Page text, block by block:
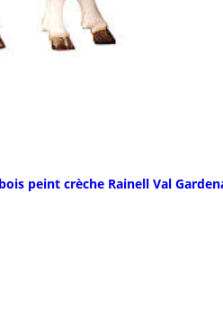
peint crèche Rainell Val